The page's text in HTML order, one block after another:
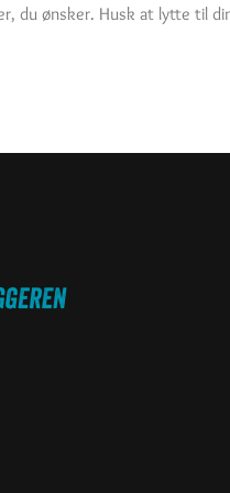
du ønsker. Husk at lytte til